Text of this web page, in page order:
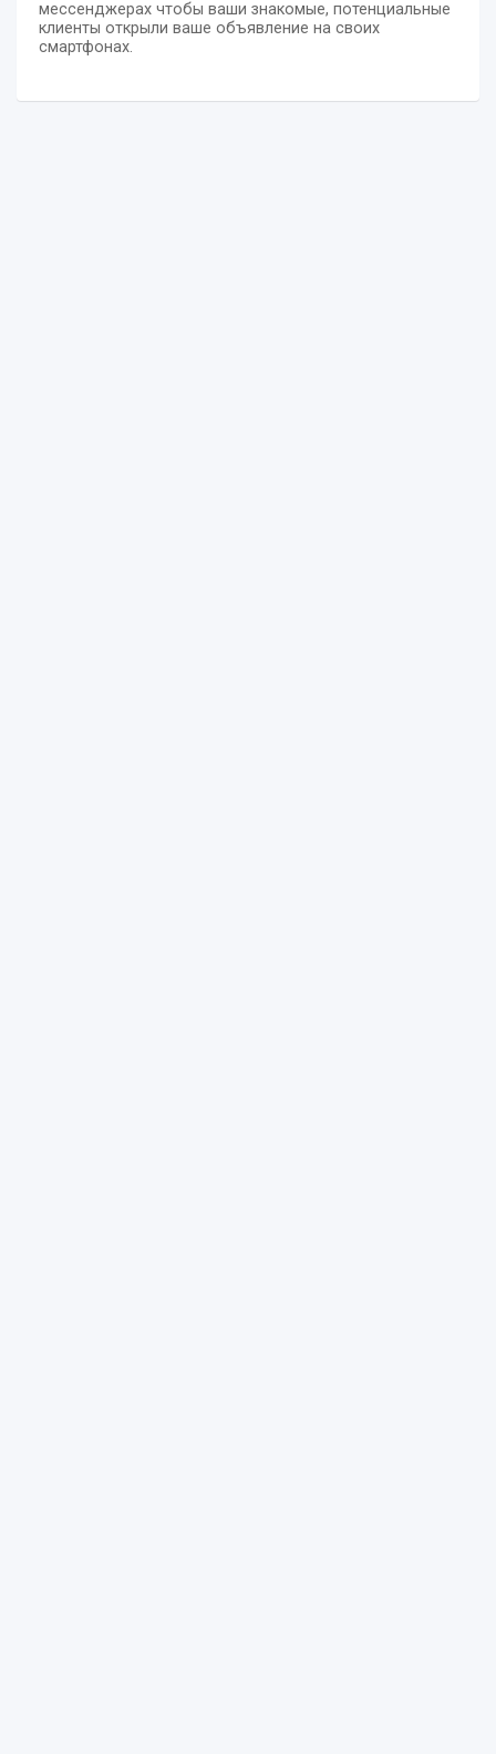
мессенджерах чтобы ваши знакомые, потенциальные
клиенты открыли ваше объявление на своих
смартфонах.